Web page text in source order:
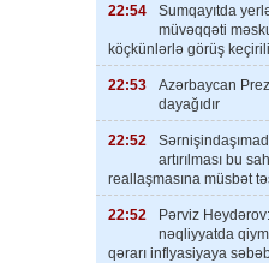
22:54
Sumqayıtda
müvəqqəti
köçkünlərlə görüş
22:53
Azərbaycan
dayağıdır
22:52
artırılması bu
reallaşmasına müsbət
22:52
Pərviz
nəqliyyatda
qərarı inflyasiyaya